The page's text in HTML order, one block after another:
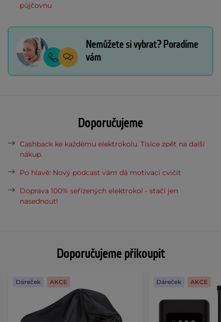
Doporučujeme přikoupit
Dáreček AKCE Dáreček AKCE
půjčovnu
Nemůžete si vybrat? Poradíme
vám
Doporučujeme
Cashback ke každému elektrokolu. Tisíce zpět na další
nákup.
Po hlavě: Nový podcast vám dá motivaci cvičit
Doprava 100% seřízených elektrokol - stačí jen
nasednout!